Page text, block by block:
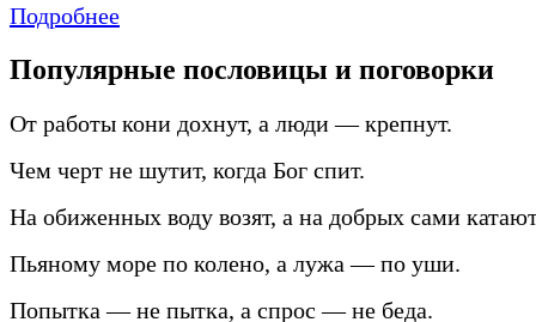
Подробнее
Популярные пословицы и поговорки
От работы кони дохнут, а люди — крепнут.
Чем черт не шутит, когда Бог спит.
На обиженных воду возят, а на добрых сами
Пьяному море по колено, а лужа — по уши.
Попытка — не пытка, а спрос — не беда.